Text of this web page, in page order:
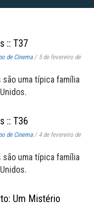
:: T37
de Cinema / 5 de fevereiro de
são uma típica família
:: T36
de Cinema / 4 de fevereiro de
são uma típica família
Um Mistério